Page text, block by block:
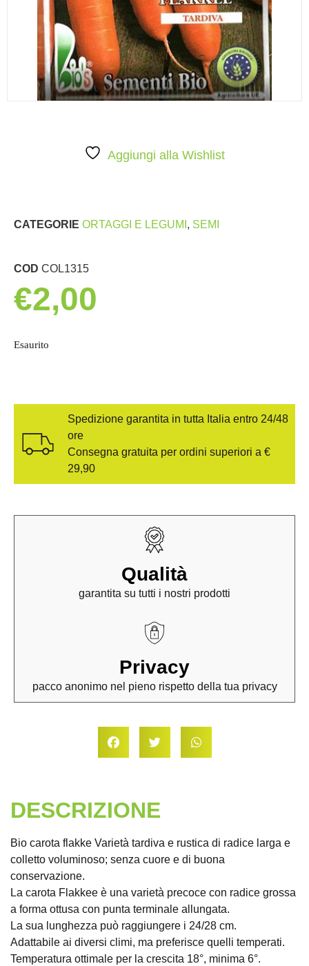
Aggiungi alla Wishlist
CATEGORIE ORTAGGI E LEGUMI , SEMI
COD COL1315
€2,00
Esaurito
Spedizione garantita in tutta Italia entro 24/48
ore
Consegna gratuita per ordini superiori a €
29,90
Qualità
garantita su tutti i nostri prodotti
Privacy
pacco anonimo nel pieno rispetto della tua privacy
DESCRIZIONE
Bio carota flakke Varietà tardiva e rustica di radice larga e
colletto voluminoso; senza cuore e di buona
conservazione.
La carota Flakkee è una varietà precoce con radice grossa
a forma ottusa con punta terminale allungata.
La sua lunghezza può raggiungere i 24/28 cm.
Adattabile ai diversi climi, ma preferisce quelli temperati.
Temperatura ottimale per la crescita 18°, minima 6°.